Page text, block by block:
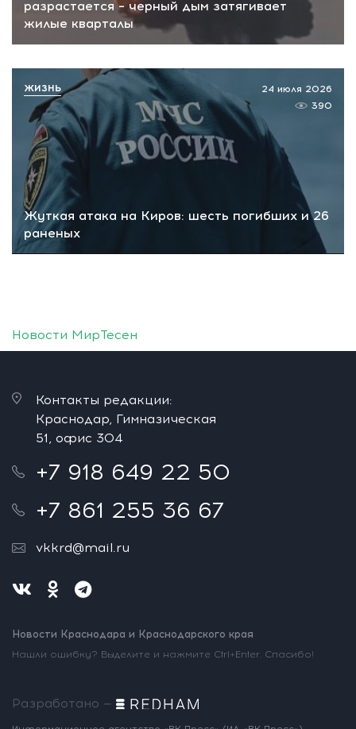
разрастается – черный дым затягивает
жилые кварталы
Жуткая атака на Киров: шесть погибших и 26
раненых
24 июля 2026
390
ЖИЗНЬ
Новости МирТесен
Контакты редакции:
Краснодар, Гимназическая
51, офис 304
+7 918 649 22 50
+7 861 255 36 67
vkkrd@mail.ru
Новости Краснодара и Краснодарского края
Нашли ошибку? Выделите и нажмите Ctrl+Enter. Спасибо!
Разработано —